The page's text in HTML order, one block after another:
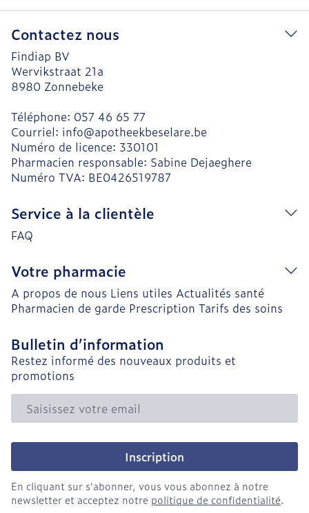
Contactez nous
Findiap BV
Wervikstraat 21a
8980 Zonnebeke
Téléphone: 057 46 65 77
Courriel: info@apotheekbeselare.be
Numéro de licence: 330101
Pharmacien responsable: Sabine Dejaeghere
Numéro TVA: BE0426519787
Service à la clientèle
FAQ
Votre pharmacie
A propos de nous Liens utiles Actualités santé
Pharmacien de garde Prescription Tarifs des soins
Bulletin d’information
Restez informé des nouveaux produits et
promotions
Adresse mail
Inscription
En cliquant sur s'abonner, vous vous abonnez à notre
newsletter et acceptez notre politique de confidentialité.